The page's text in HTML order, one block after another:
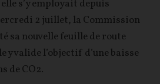
s’y employait depuis
2 juillet, la Commission
sa nouvelle feuille de route
y valide l’objectif d’une baisse
de CO2.